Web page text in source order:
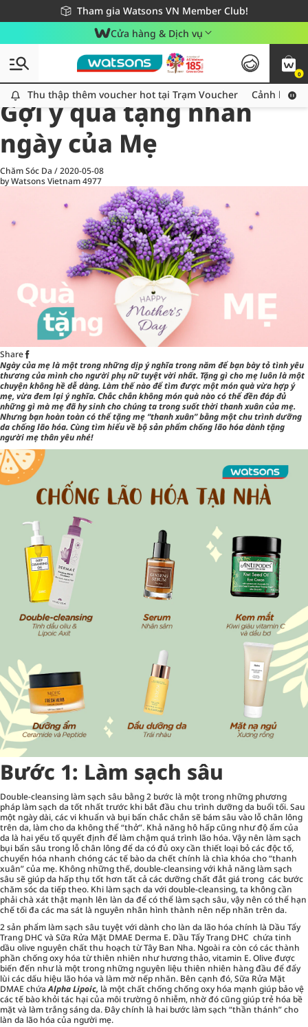
Tham gia Watsons VN Member Club!
Miễn phí giao hàng cho đơn hàng từ 249,000Đ
Giao hàng nhanh 24h - Áp dụng khu vực TP. Hồ Chí Minh
Cửa hàng & Dịch vụ
0
Thu thập thêm voucher hot tại Trạm Voucher
Thu thập thêm voucher hot tại Trạm Voucher Cảnh báo
All
Chăm Sóc Cá Nhân
Gợi ý quà tặng nhân
ngày của Mẹ
Chăm Sóc Da /2020-05-08
by Watsons Vietnam4977
Share
Ngày của mẹ là một trong những dịp ý nghĩa trong năm để bạn bày tỏ tình yêu
thương của mình cho người phụ nữ tuyệt vời nhất. Tặng gì cho mẹ luôn là một
chuyện không hề dễ dàng. Làm thế nào để tìm được mộtmón quàvừa hợp ý
mẹ, vừa đem lại ý nghĩa. Chắc chắn không món quà nào có thể đền đáp đủ
những gì mà mẹ đã hy sinh cho chúng ta trong suốt thời thanh xuân của mẹ.
Nhưng bạn hoàn toàn có thể tặng mẹ “thanh xuân” bằng một chu trình dưỡng
da chống lão hóa. Cùng tìm hiểu về bộ sản phẩm chống lão hóa dành tặng
người mẹ thân yêu nhé!
Bước 1: Làm sạch sâu
Double-cleansing làm sạch sâu bằng 2 bước là một trong những phương
pháp làm sạch da tốt nhất trước khi bắt đầu chu trình dưỡng da buổi tối. Sau
một ngày dài, các vi khuẩn và bụi bẩn chắc chắn sẽ bám sâu vào lỗ chân lông
trên da, làm cho da không thể “thở”. Khả năng hô hấp cũng như độ ẩm của
da là hai yếu tố quyết định để làm chậm quá trình lão hóa. Vậy nên làm sạch
bụi bẩn sâu trong lỗ chân lông để da có đủ oxy cần thiết loại bỏ các độc tố,
chuyển hóa nhanh chóng các tế bào da chết chính là chìa khóa cho “thanh
xuân” của mẹ. Không những thế, double-cleansing với khả năng làm sạch
sâu sẽ giúp da hấp thụ tốt hơn tất cả các dưỡng chất đắt giá trong các bước
chăm sóc da tiếp theo. Khi làm sạch da với double-cleansing, ta không cần
phải chà xát thật mạnh lên làn da để có thể làm sạch sâu, vậy nên có thể hạn
chế tối đa các ma sát là nguyên nhân hình thành nên nếp nhăn trên da.
2 sản phẩm làm sạch sâu tuyệt với dành cho làn da lão hóa chính là Dầu Tẩy
Trang DHC và Sữa Rửa Mặt DMAE Derma E. Dầu Tẩy Trang DHC chứa tinh
dầu olive nguyên chất thu hoạch từ Tây Ban Nha. Ngoài ra còn có các thành
phần chống oxy hóa từ thiên nhiên như hương thảo, vitamin E. Olive được
biến đến như là một trong những nguyên liệu thiên nhiên hàng đầu để đẩy
lùi các dấu hiệu lão hóa và làm mờ nếp nhăn. Bên cạnh đó, Sữa Rửa Mặt
DMAE chứaAlpha Lipoic, là một chất chống chống oxy hóa mạnh giúp bảo vệ
các tế bào khỏi tác hại của môi trường ô nhiễm, nhờ đó cũng giúp trẻ hóa bề
mặt và làm trắng sáng da. Đây chính là hai bước làm sạch “thần thánh” cho
làn da lão hóa của người mẹ.